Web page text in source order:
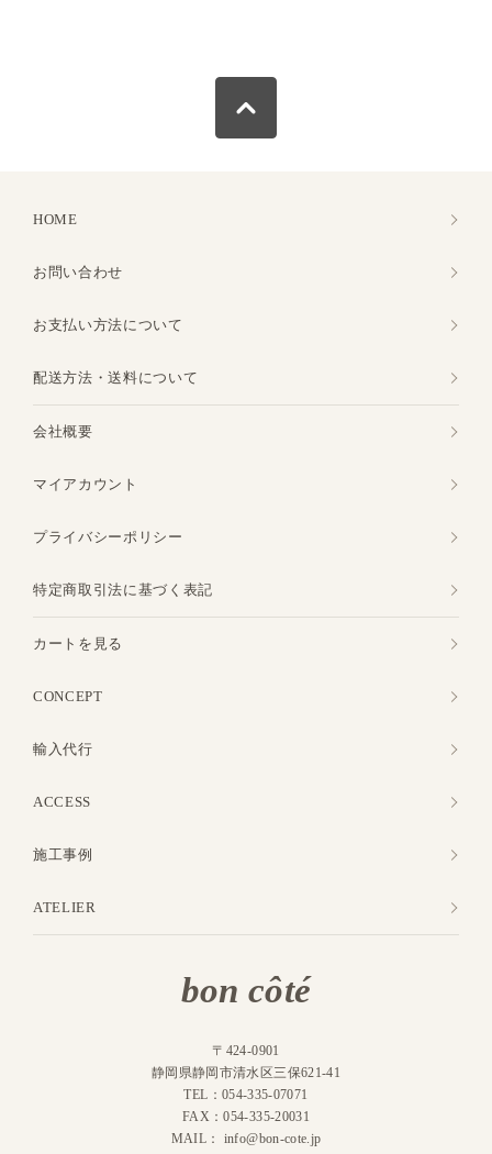
HOME
お問い合わせ
お支払い方法について
配送方法・送料について
会社概要
マイアカウント
プライバシーポリシー
特定商取引法に基づく表記
カートを見る
CONCEPT
輸入代行
ACCESS
施工事例
ATELIER
bon côté
〒424-0901
静岡県静岡市清水区三保621-41
TEL：054-335-07071
FAX：054-335-20031
MAIL： info@bon-cote.jp